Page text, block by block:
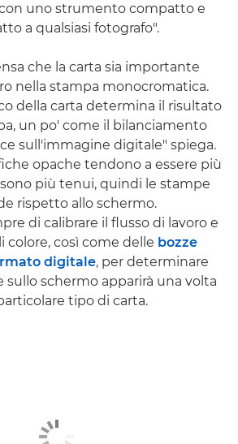
con uno strumento compatto e
a qualsiasi fotografo".
che la carta sia importante
nella stampa monocromatica.
della carta determina il risultato
un po' come il bilanciamento
sull'immagine digitale" spiega.
opache tendono a essere più
più tenui, quindi le stampe
rispetto allo schermo.
di calibrare il flusso di lavoro e
colore, così come delle bozze
digitale, per determinare
schermo apparirà una volta
tipo di carta.